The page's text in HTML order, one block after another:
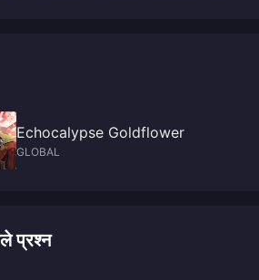
Echocalypse Goldflower
GLOBAL
प्रश्न